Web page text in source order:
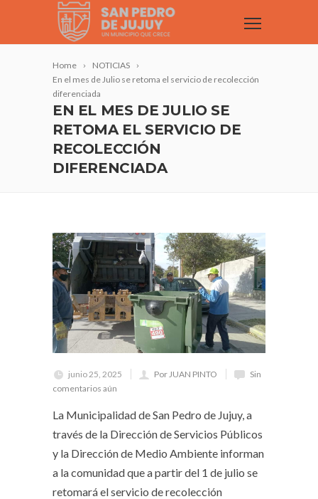
Home
NOTICIAS
En el mes de Julio se retoma el servicio de recolección
diferenciada
EN EL MES DE JULIO SE
RETOMA EL SERVICIO DE
RECOLECCIÓN
DIFERENCIADA
junio 25, 2025 Por JUAN PINTO
Sin
comentarios aún
La Municipalidad de San Pedro de Jujuy, a
través de la Dirección de Servicios Públicos
y la Dirección de Medio Ambiente informan
a la comunidad que a partir del 1 de julio se
retomará el servicio de recolección